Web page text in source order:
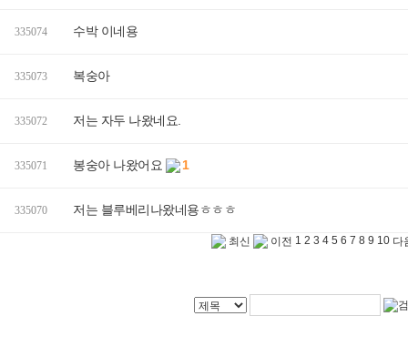
335074 수박 이네용
335073 복숭아
335072 저는 자두 나왔네요.
335071 봉숭아 나왔어요 1
335070 저는 블루베리나왔네용ㅎㅎㅎ
최신 이전 1 2 3 4 5 6 7 8 9 10 다